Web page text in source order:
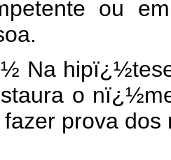
ou
hipï¿½tese
o
prova